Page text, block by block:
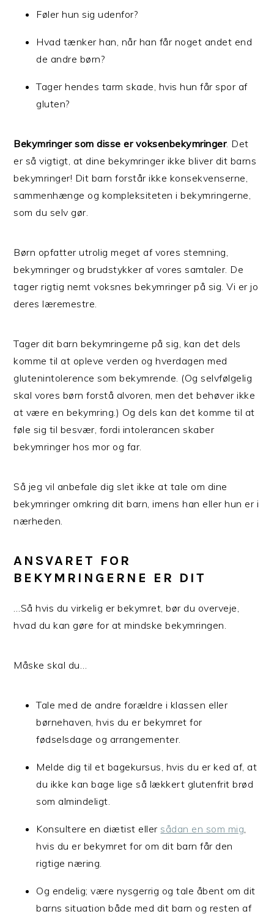
Føler hun sig udenfor?
Hvad tænker han, når han får noget andet end
de andre børn?
Tager hendes tarm skade, hvis hun får spor af
gluten?
Bekymringer som disse er voksenbekymringer. Det
er så vigtigt, at dine bekymringer ikke bliver dit barns
bekymringer! Dit barn forstår ikke konsekvenserne,
sammenhænge og kompleksiteten i bekymringerne,
som du selv gør.
Børn opfatter utrolig meget af vores stemning,
bekymringer og brudstykker af vores samtaler. De
tager rigtig nemt voksnes bekymringer på sig. Vi er jo
deres læremestre.
Tager dit barn bekymringerne på sig, kan det dels
komme til at opleve verden og hverdagen med
glutenintolerence som bekymrende. (Og selvfølgelig
skal vores børn forstå alvoren, men det behøver ikke
at være en bekymring.) Og dels kan det komme til at
føle sig til besvær, fordi intolerancen skaber
bekymringer hos mor og far.
Så jeg vil anbefale dig slet ikke at tale om dine
bekymringer omkring dit barn, imens han eller hun er i
nærheden.
ANSVARET FOR
BEKYMRINGERNE ER DIT
…Så hvis du virkelig er bekymret, bør du overveje,
hvad du kan gøre for at mindske bekymringen.
Måske skal du…
Tale med de andre forældre i klassen eller
børnehaven, hvis du er bekymret for
fødselsdage og arrangementer.
Melde dig til et bagekursus, hvis du er ked af, at
du ikke kan bage lige så lækkert glutenfrit brød
som almindeligt.
Konsultere en diætist eller sådan en som mig,
hvis du er bekymret for om dit barn får den
rigtige næring.
Og endelig; være nysgerrig og tale åbent om dit
barns situation både med dit barn og resten af